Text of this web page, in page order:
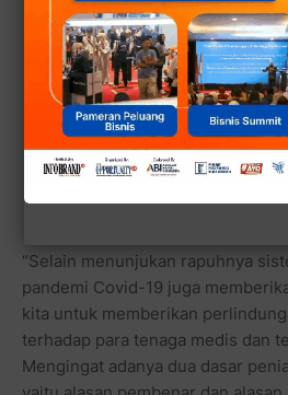
Baca juga:Gubernur Ridwan
Sesumbar Jargon Jabar
Kenangan, kata Aleg PKS
Harusnya Jangan Sesumbar,
“Selain menunjukan rapuhnya
pandemi Covid-19 juga
kita untuk memberikan
terhadap para tenaga medis dan
Mengingat adanya dua dasar